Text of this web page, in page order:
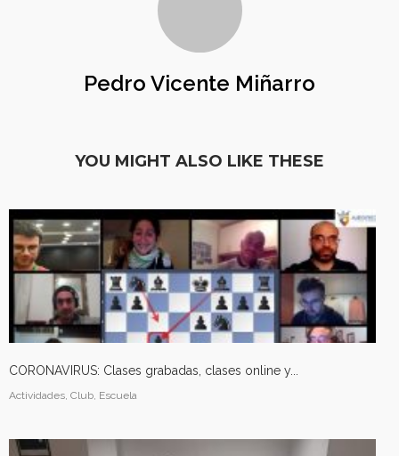
Pedro Vicente Miñarro
YOU MIGHT ALSO LIKE THESE
CORONAVIRUS: Clases grabadas, clases online y...
Actividades, Club, Escuela